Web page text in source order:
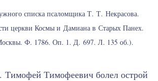
списка псаломщика Т. Т. Некрасова.
церкви Космы и Дамиана в Старых Панех.
Ф. 1786. Оп. 1. Д. 697. Л. 135 об.).
Тимофей Тимофеевич болел острой